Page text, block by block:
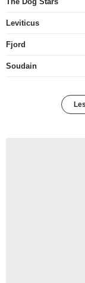
Leviticus
Fjord
Soudain